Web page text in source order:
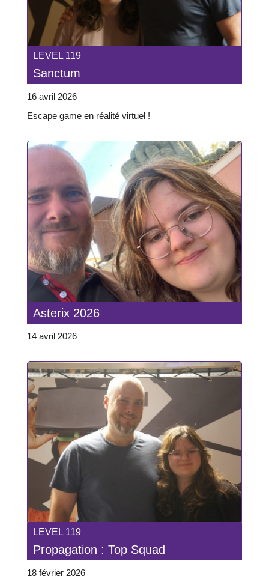
LEVEL 119
Sanctum
16 avril 2026
Escape game en réalité virtuel !
Asterix 2026
14 avril 2026
LEVEL 119
Propagation : Top Squad
18 février 2026